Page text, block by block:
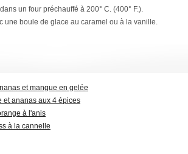
un four préchauffé à 200° C. (400° F.).
une boule de glace au caramel ou à la vanille.
et mangue en gelée
et ananas aux 4 épices
à l'anis
à la cannelle